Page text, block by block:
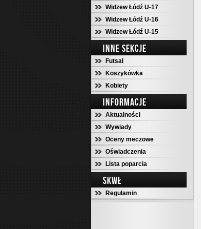
Widzew Łódź U-17
Widzew Łódź U-16
Widzew Łódź U-15
INNE SEKCJE
Futsal
Koszykówka
Kobiety
INFORMACJE
Aktualności
Wywiady
Oceny meczowe
Oświadczenia
Lista poparcia
SKWŁ
Regulamin